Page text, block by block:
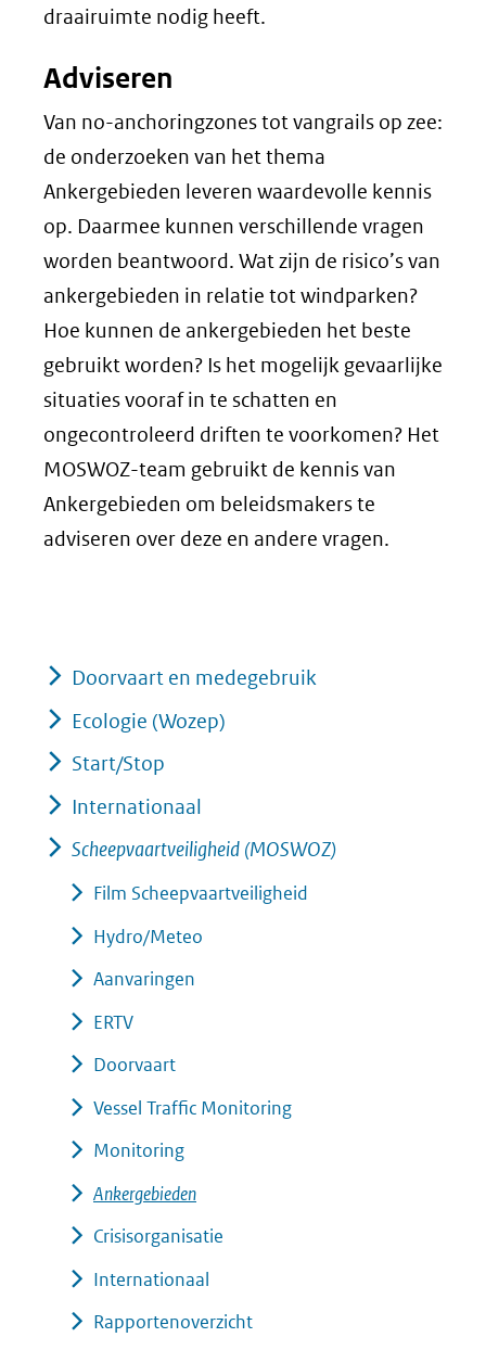
draairuimte nodig heeft.
Adviseren
Van no-anchoringzones tot vangrails op zee:
de onderzoeken van het thema
Ankergebieden leveren waardevolle kennis
op. Daarmee kunnen verschillende vragen
worden beantwoord. Wat zijn de risico’s van
ankergebieden in relatie tot windparken?
Hoe kunnen de ankergebieden het beste
gebruikt worden? Is het mogelijk gevaarlijke
situaties vooraf in te schatten en
ongecontroleerd driften te voorkomen? Het
MOSWOZ-team gebruikt de kennis van
Ankergebieden om beleidsmakers te
adviseren over deze en andere vragen.
Doorvaart en medegebruik
Ecologie (Wozep)
Start/Stop
Internationaal
Scheepvaartveiligheid (MOSWOZ)
Film Scheepvaartveiligheid
Hydro/Meteo
Aanvaringen
ERTV
Doorvaart
Vessel Traffic Monitoring
Monitoring
Ankergebieden
Crisisorganisatie
Internationaal
Rapportenoverzicht